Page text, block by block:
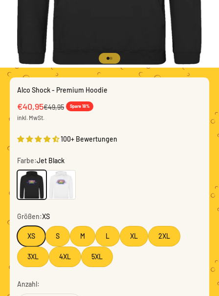
Gehe zu Element 1
Gehe zu Element 2
Alco Shock - Premium Hoodie
Angebot
€40,95Regulärer Preis
€49,95 Spare 18%
inkl. MwSt.
100+ Bewertungen
Farbe:Jet Black
Jet Black
Arctic White
Größen:XS
XS S M L XL 2XL
3XL 4XL 5XL
Anzahl: